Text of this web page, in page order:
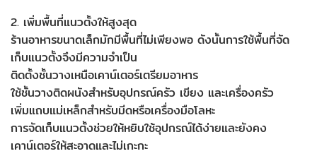
2. เพิ่มพื้นที่แนวตั้งให้สูงสุด
ร้านอาหารขนาดเล็กมักมีพื้นที่ไม่เพียงพอ ดังนั้นการใช้พื้นที่จัด
เก็บแนวตั้งจึงมีความจำเป็น
ติดตั้งชั้นวางเหนือเคาน์เตอร์เตรียมอาหาร
ใช้ชั้นวางติดผนังสำหรับอุปกรณ์ครัว เขียง และเครื่องครัว
เพิ่มแถบแม่เหล็กสำหรับมีดหรือเครื่องมือโลหะ
การจัดเก็บแนวตั้งช่วยให้หยิบใช้อุปกรณ์ได้ง่ายและยังคง
เคาน์เตอร์ให้สะอาดและไม่เกะกะ